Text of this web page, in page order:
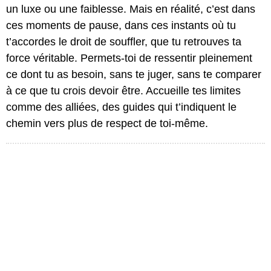
un luxe ou une faiblesse. Mais en réalité, c’est dans
ces moments de pause, dans ces instants où tu
t’accordes le droit de souffler, que tu retrouves ta
force véritable. Permets-toi de ressentir pleinement
ce dont tu as besoin, sans te juger, sans te comparer
à ce que tu crois devoir être. Accueille tes limites
comme des alliées, des guides qui t’indiquent le
chemin vers plus de respect de toi-même.